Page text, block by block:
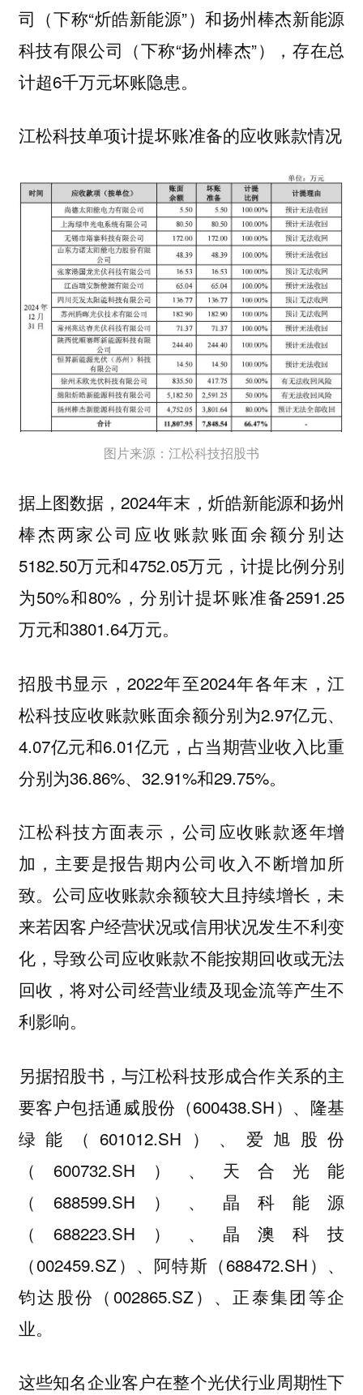
司（下称“炘皓新能源”）和扬州棒杰新能源
科技有限公司（下称“扬州棒杰”），存在总
计超6千万元坏账隐患。
江松科技单项计提坏账准备的应收账款情况
图片来源：江松科技招股书
据上图数据，2024年末，炘皓新能源和扬州
棒杰两家公司应收账款账面余额分别达
5182.50万元和4752.05万元，计提比例分别
为50%和80%，分别计提坏账准备2591.25
万元和3801.64万元。
招股书显示，2022年至2024年各年末，江
松科技应收账款账面余额分别为2.97亿元、
4.07亿元和6.01亿元，占当期营业收入比重
分别为36.86%、32.91%和29.75%。
江松科技方面表示，公司应收账款逐年增
加，主要是报告期内公司收入不断增加所
致。公司应收账款余额较大且持续增长，未
来若因客户经营状况或信用状况发生不利变
化，导致公司应收账款不能按期回收或无法
回收，将对公司经营业绩及现金流等产生不
利影响。
另据招股书，与江松科技形成合作关系的主
要客户包括通威股份（600438.SH）、隆基
绿能（601012.SH）、爱旭股份
（600732.SH）、天合光能
（688599.SH）、晶科能源
（688223.SH）、晶澳科技
（002459.SZ）、阿特斯（688472.SH）、
钧达股份（002865.SZ）、正泰集团等企
业。
这些知名企业客户在整个光伏行业周期性下